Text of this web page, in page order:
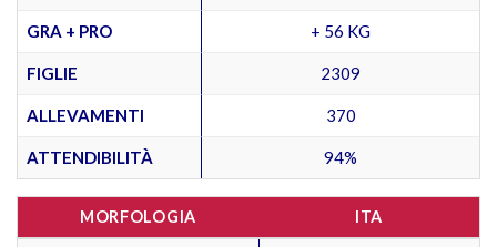
GRA + PRO + 56 KG
FIGLIE 2309
ALLEVAMENTI 370
ATTENDIBILITÀ 94%
MORFOLOGIA ITA